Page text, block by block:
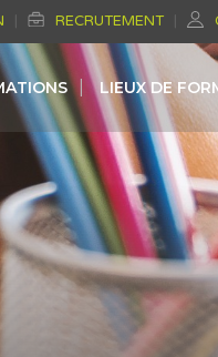
RECRUTEMENT
LIEUX DE